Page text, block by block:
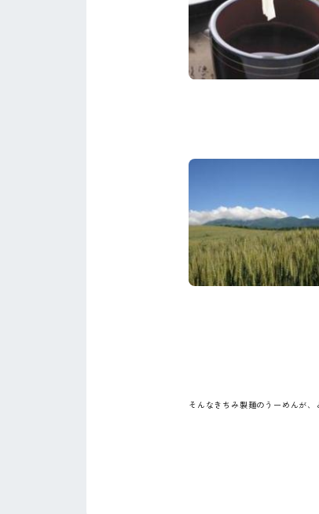
そんなきちみ製麺のうーめんが